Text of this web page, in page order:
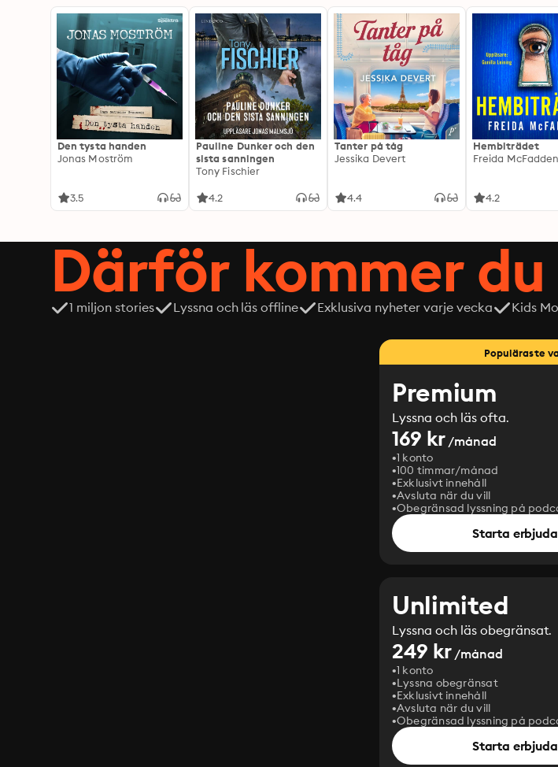
Den tysta handen
Jonas Moström
3.5
Pauline Dunker och den
sista sanningen
Tony Fischier
4.2
Tanter på tåg
Jessika Devert
4.4
Hembiträdet
Freida McFadden
4.2
Därför kommer
1 miljon stories Lyssna och läs offline Exklusiva nyheter varje vecka Kids
Populäraste
Premium
Lyssna och läs ofta.
169 kr/månad
1 konto
100 timmar/månad
Exklusivt innehåll
Avsluta när du vill
Obegränsad lyssning på
Starta
Unlimited
Lyssna och läs obegränsat.
249 kr/månad
1 konto
Lyssna obegränsat
Exklusivt innehåll
Avsluta när du vill
Obegränsad lyssning på
Starta